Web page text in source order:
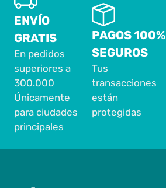
ENVÍO
GRATIS
En pedidos
superiores a
300.000
Únicamente
para ciudades
principales
PAGOS 100%
SEGUROS
Tus
transacciones
están
protegidas